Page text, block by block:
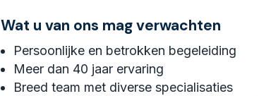
Wat u van ons mag verwachten
Persoonlijke en betrokken begeleiding
Meer dan 40 jaar ervaring
Breed team met diverse specialisaties